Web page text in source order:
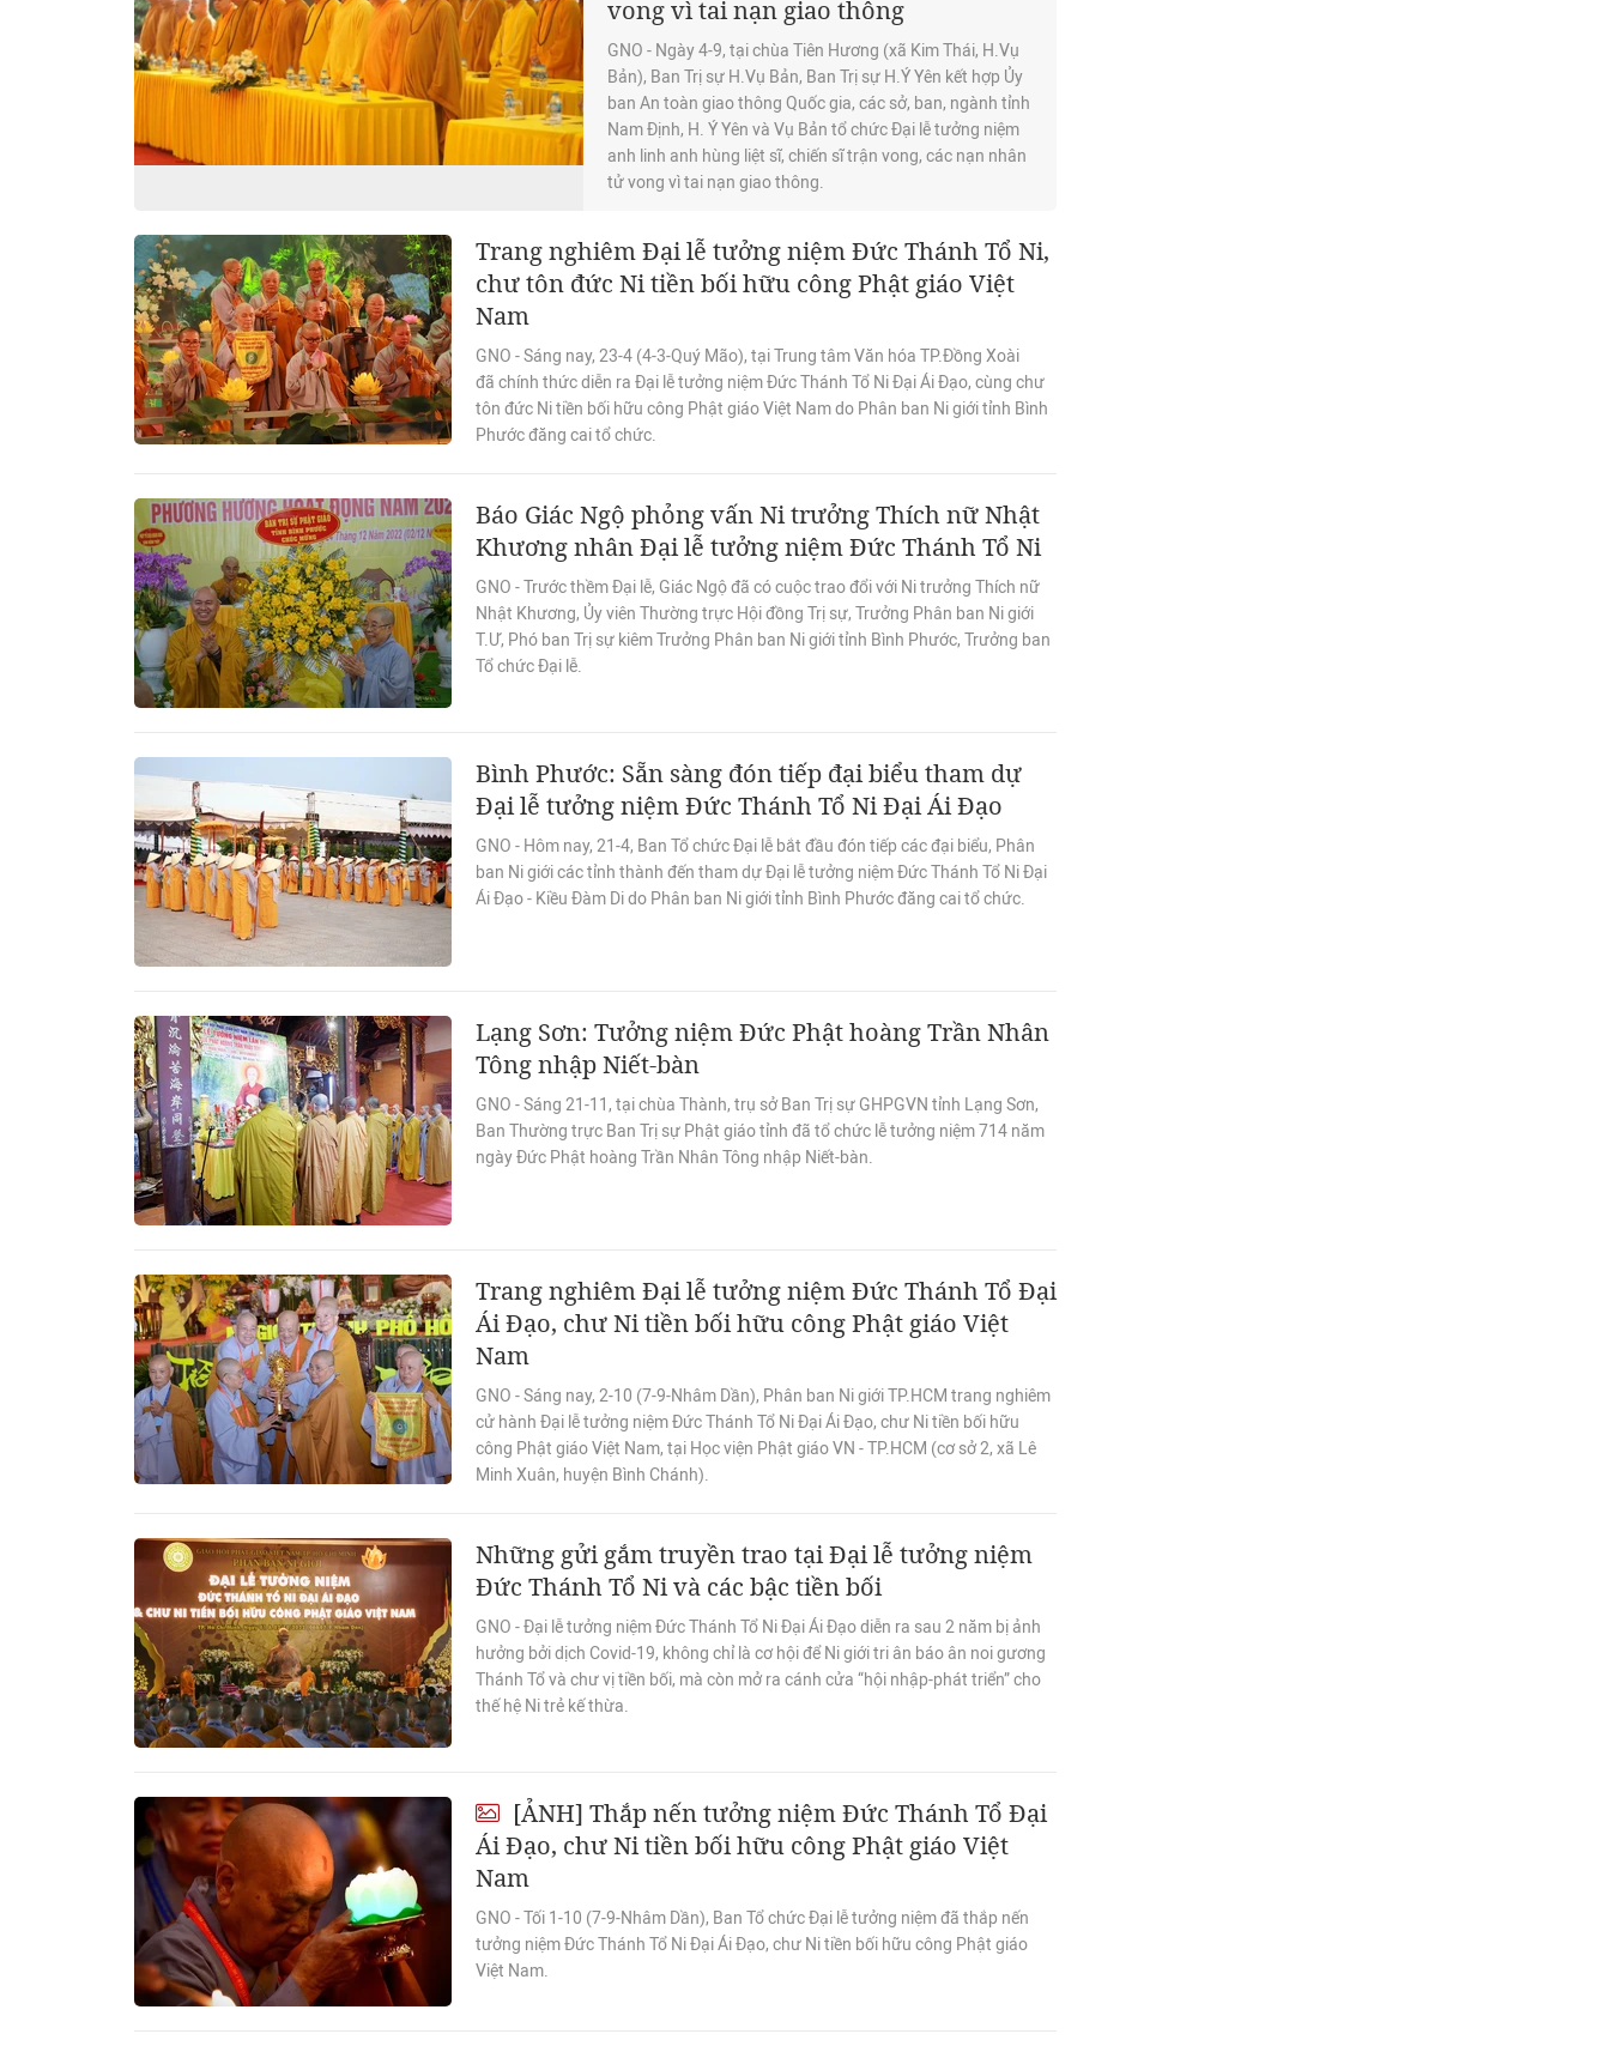
vong vì tai nạn giao thông
GNO - Ngày 4-9, tại chùa Tiên Hương (xã Kim Thái, H.Vụ
Bản), Ban Trị sự H.Vụ Bản, Ban Trị sự H.Ý Yên kết hợp Ủy
ban An toàn giao thông Quốc gia, các sở, ban, ngành tỉnh
Nam Định, H. Ý Yên và Vụ Bản tổ chức Đại lễ tưởng niệm
anh linh anh hùng liệt sĩ, chiến sĩ trận vong, các nạn nhân
tử vong vì tai nạn giao thông.
Trang nghiêm Đại lễ tưởng niệm Đức Thánh Tổ Ni,
chư tôn đức Ni tiền bối hữu công Phật giáo Việt
Nam
GNO - Sáng nay, 23-4 (4-3-Quý Mão), tại Trung tâm Văn hóa TP.Đồng Xoài
đã chính thức diễn ra Đại lễ tưởng niệm Đức Thánh Tổ Ni Đại Ái Đạo, cùng chư
tôn đức Ni tiền bối hữu công Phật giáo Việt Nam do Phân ban Ni giới tỉnh Bình
Phước đăng cai tổ chức.
Báo Giác Ngộ phỏng vấn Ni trưởng Thích nữ Nhật
Khương nhân Đại lễ tưởng niệm Đức Thánh Tổ Ni
GNO - Trước thềm Đại lễ, Giác Ngộ đã có cuộc trao đổi với Ni trưởng Thích nữ
Nhật Khương, Ủy viên Thường trực Hội đồng Trị sự, Trưởng Phân ban Ni giới
T.Ư, Phó ban Trị sự kiêm Trưởng Phân ban Ni giới tỉnh Bình Phước, Trưởng ban
Tổ chức Đại lễ.
Bình Phước: Sẵn sàng đón tiếp đại biểu tham dự
Đại lễ tưởng niệm Đức Thánh Tổ Ni Đại Ái Đạo
GNO - Hôm nay, 21-4, Ban Tổ chức Đại lễ bắt đầu đón tiếp các đại biểu, Phân
ban Ni giới các tỉnh thành đến tham dự Đại lễ tưởng niệm Đức Thánh Tổ Ni Đại
Ái Đạo - Kiều Đàm Di do Phân ban Ni giới tỉnh Bình Phước đăng cai tổ chức.
Lạng Sơn: Tưởng niệm Đức Phật hoàng Trần Nhân
Tông nhập Niết-bàn
GNO - Sáng 21-11, tại chùa Thành, trụ sở Ban Trị sự GHPGVN tỉnh Lạng Sơn,
Ban Thường trực Ban Trị sự Phật giáo tỉnh đã tổ chức lễ tưởng niệm 714 năm
ngày Đức Phật hoàng Trần Nhân Tông nhập Niết-bàn.
Trang nghiêm Đại lễ tưởng niệm Đức Thánh Tổ Đại
Ái Đạo, chư Ni tiền bối hữu công Phật giáo Việt
Nam
GNO - Sáng nay, 2-10 (7-9-Nhâm Dần), Phân ban Ni giới TP.HCM trang nghiêm
cử hành Đại lễ tưởng niệm Đức Thánh Tổ Ni Đại Ái Đạo, chư Ni tiền bối hữu
công Phật giáo Việt Nam, tại Học viện Phật giáo VN - TP.HCM (cơ sở 2, xã Lê
Minh Xuân, huyện Bình Chánh).
Những gửi gắm truyền trao tại Đại lễ tưởng niệm
Đức Thánh Tổ Ni và các bậc tiền bối
GNO - Đại lễ tưởng niệm Đức Thánh Tổ Ni Đại Ái Đạo diễn ra sau 2 năm bị ảnh
hưởng bởi dịch Covid-19, không chỉ là cơ hội để Ni giới tri ân báo ân noi gương
Thánh Tổ và chư vị tiền bối, mà còn mở ra cánh cửa “hội nhập-phát triển” cho
thế hệ Ni trẻ kế thừa.
[ẢNH] Thắp nến tưởng niệm Đức Thánh Tổ Đại
Ái Đạo, chư Ni tiền bối hữu công Phật giáo Việt
Nam
GNO - Tối 1-10 (7-9-Nhâm Dần), Ban Tổ chức Đại lễ tưởng niệm đã thắp nến
tưởng niệm Đức Thánh Tổ Ni Đại Ái Đạo, chư Ni tiền bối hữu công Phật giáo
Việt Nam.